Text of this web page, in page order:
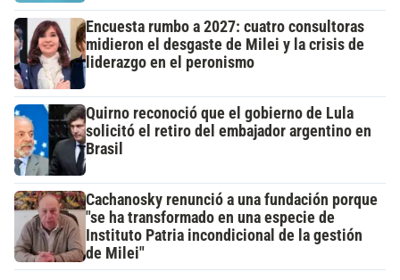
Encuesta rumbo a 2027: cuatro consultoras
midieron el desgaste de Milei y la crisis de
liderazgo en el peronismo
Quirno reconoció que el gobierno de Lula
solicitó el retiro del embajador argentino en
Brasil
Cachanosky renunció a una fundación porque
"se ha transformado en una especie de
Instituto Patria incondicional de la gestión
de Milei"